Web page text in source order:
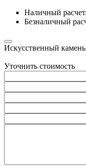
Наличный расчет.
Безналичный
Искусственный
Уточнить стоимость